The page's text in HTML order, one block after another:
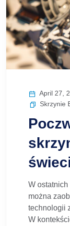
April 27,
Skrzynie
W
można
technologii
W